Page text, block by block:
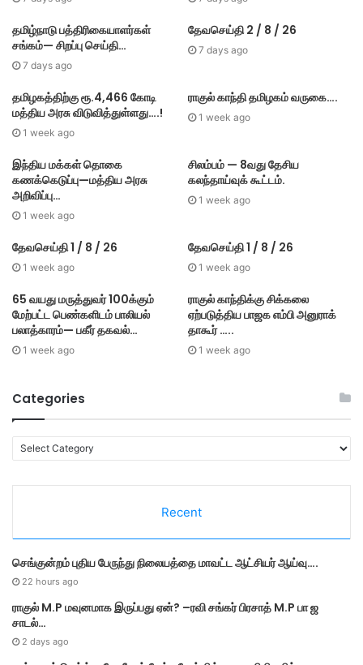
தமிழ்நாடு பத்திரிகையாளர்கள்
சங்கம்— சிறப்பு செய்தி…
7 days ago
தேவசெய்தி 2 / 8 / 26
7 days ago
தமிழகத்திற்கு ரூ.4,466 கோடி
மத்திய அரசு விடுவித்துள்ளது….!
1 week ago
ராகுல் காந்தி தமிழகம் வருகை….
1 week ago
இந்திய மக்கள் தொகை
கணக்கெடுப்பு—மத்திய அரசு
அறிவிப்பு…
1 week ago
சிலம்பம் — 8வது தேசிய
கலந்தாய்வுக் கூட்டம்.
1 week ago
தேவசெய்தி 1 / 8 / 26
1 week ago
தேவசெய்தி 1 / 8 / 26
1 week ago
65 வயது மருத்துவர் 100க்கும்
மேற்பட்ட பெண்களிடம் பாலியல்
பலாத்காரம்— பகீர் தகவல்…
1 week ago
ராகுல் காந்திக்கு சிக்கலை
ஏற்படுத்திய பாஜக எம்பி அனுராக்
தாகூர் …..
1 week ago
Categories
a
i
e
Recent
செங்குன்றம் புதிய பேருந்து நிலையத்தை மாவட்ட ஆட்சியர் ஆய்வு….
22 hours ago
ராகுல் M.P மவுனமாக இருப்பது ஏன்? –ரவி சங்கர் பிரசாத் M.P பா ஜ
சாடல்…
2 days ago